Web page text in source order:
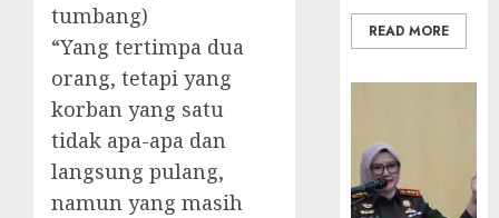
tumbang)
“Yang tertimpa dua
orang, tetapi yang
korban yang satu
tidak apa-apa dan
langsung pulang,
namun yang masih
READ MORE